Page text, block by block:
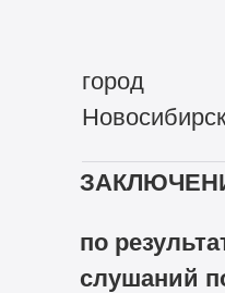
город
по
слушаний